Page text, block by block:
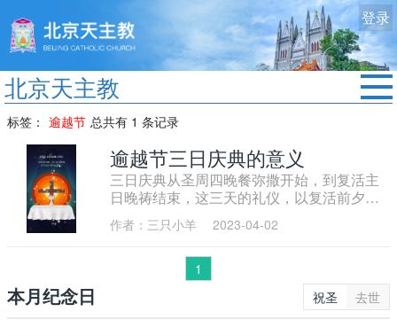
登录
北京天主教
首页
教区动态
修院生活
认识天主
政策法规
标签： 逾越节 总共有 1 条记录
逾越节三日庆典的意义
三日庆典从圣周四晚餐弥撒开始，到复活主
日晚祷结束，这三天的礼仪，以复活前夕
（圣周六晚间）的守夜礼为高峰。
作者：三只小羊 2023-04-02
1
本月纪念日 祝圣 去世